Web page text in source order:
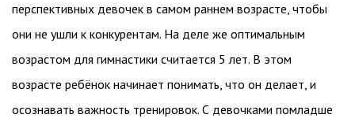
перспективных девочек в самом раннем возрасте, чтобы
они не ушли к конкурентам. На деле же оптимальным
возрастом для гимнастики считается 5 лет. В этом
возрасте ребёнок начинает понимать, что он делает, и
осознавать важность тренировок. С девочками помладше